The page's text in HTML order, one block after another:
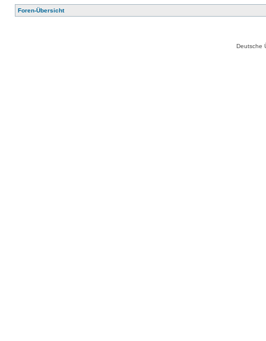
Foren-Übersicht
Deutsche